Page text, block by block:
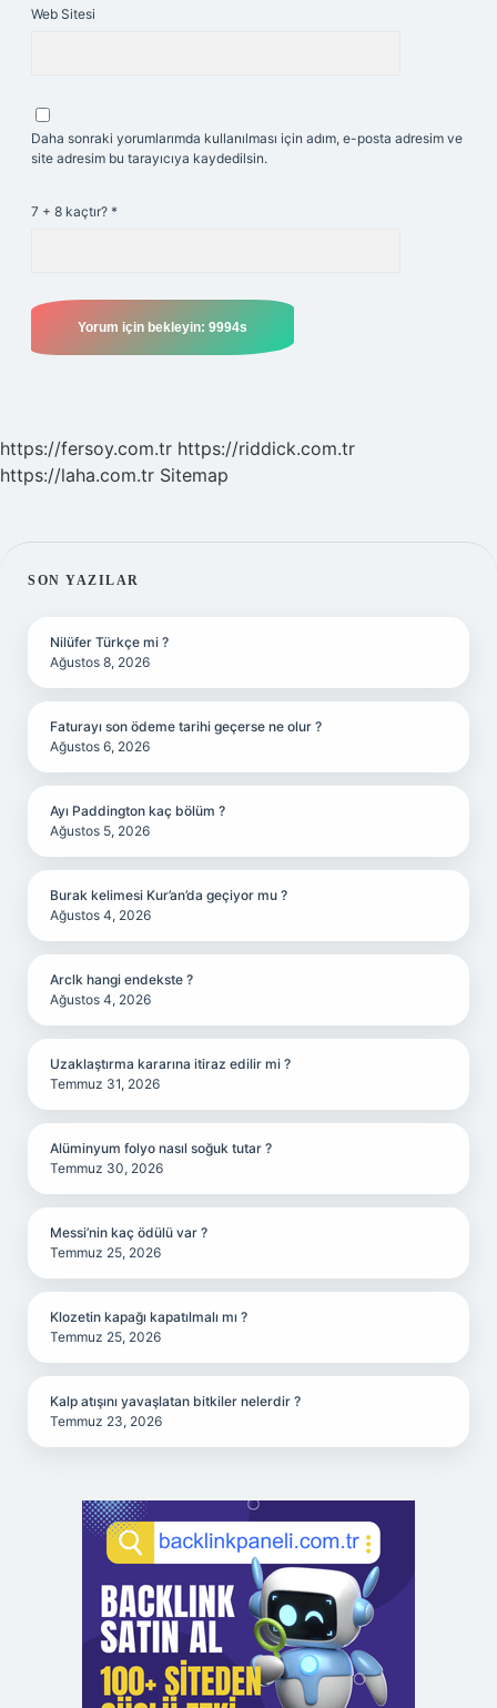
Web Sitesi
Daha sonraki yorumlarımda kullanılması için adım, e-posta adresim ve
site adresim bu tarayıcıya kaydedilsin.
7 + 8 kaçtır? *
https://fersoy.com.tr https://riddick.com.tr
https://laha.com.tr Sitemap
SIDEBAR
SON YAZILAR
Nilüfer Türkçe mi ?
Ağustos 8, 2026
Faturayı son ödeme tarihi geçerse ne olur ?
Ağustos 6, 2026
Ayı Paddington kaç bölüm ?
Ağustos 5, 2026
Burak kelimesi Kur’an’da geçiyor mu ?
Ağustos 4, 2026
Arclk hangi endekste ?
Ağustos 4, 2026
Uzaklaştırma kararına itiraz edilir mi ?
Temmuz 31, 2026
Alüminyum folyo nasıl soğuk tutar ?
Temmuz 30, 2026
Messi’nin kaç ödülü var ?
Temmuz 25, 2026
Klozetin kapağı kapatılmalı mı ?
Temmuz 25, 2026
Kalp atışını yavaşlatan bitkiler nelerdir ?
Temmuz 23, 2026